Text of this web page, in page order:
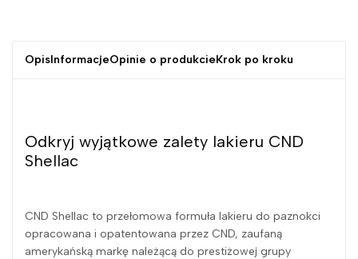
OpisInformacjeOpinie o produkcieKrok po kroku
Odkryj wyjątkowe zalety lakieru CND
Shellac
CND Shellac to przełomowa formuła lakieru do paznokci
opracowana i opatentowana przez CND, zaufaną
amerykańską markę należącą do prestiżowej grupy